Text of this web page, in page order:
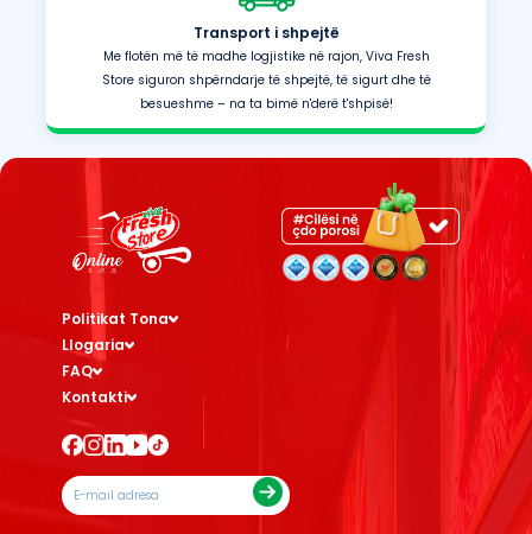
Transport i shpejtë
Me flotën më të madhe logjistike në rajon, Viva Fresh
Store siguron shpërndarje të shpejtë, të sigurt dhe të
besueshme – na ta bimë n'derë t'shpisë!
Politikat Tona
Llogaria
FAQ
Kontakti